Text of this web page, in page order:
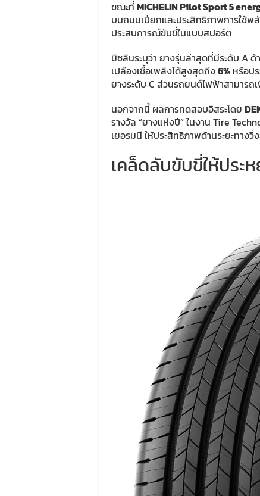
ขณะที่ MICHELIN Pilot Sport 5
บนถนนเปียกและประสิทธิภาพการใช้
ประสบการณ์ขับขี่ในแบบสปอร์ต
มิชลินระบุว่า ยางรุ่นล่าสุดที่มีระดับ A
เปลืองเชื้อเพลิงได้สูงสุดถึง6% หรือป
ยางระดับ C ส่วนรถยนต์ไฟฟ้าสามารถ
นอกจากนี้ ผลการทดสอบอิสระโดย
รางวัล “ยางแห่งปี” ในงาน Tire
เยอรมนี ให้ประสิทธิภาพด้านระยะทาง
เคล็ดลับขับขี่ให้ประ